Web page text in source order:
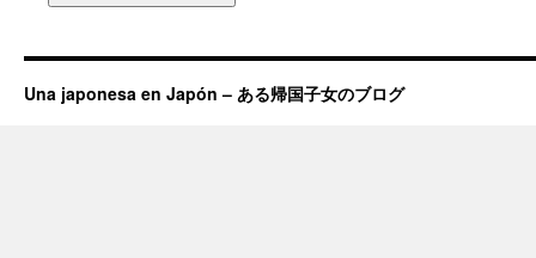
Una japonesa en Japón – ある帰国子女のブログ